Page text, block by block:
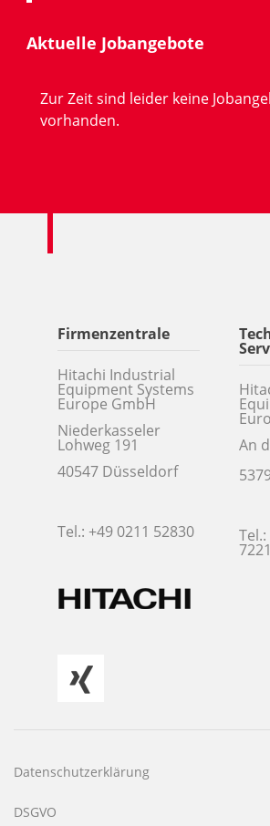
Aktuelle Jobangebote
Zur Zeit sind leider keine
vorhanden.
Firmenzentrale
Hitachi Industrial
Equipment Systems
Europe GmbH
Niederkasseler
Lohweg 191
40547 Düsseldorf
Tel.: +49 0211 52830
An
Datenschutzerklärung
DSGVO